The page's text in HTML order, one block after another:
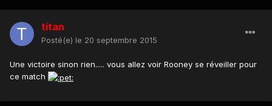
titan
Posté(e) le 20 septembre 2015
Une victoire sinon rien..... vous allez voir Rooney se réveiller pour
ce match